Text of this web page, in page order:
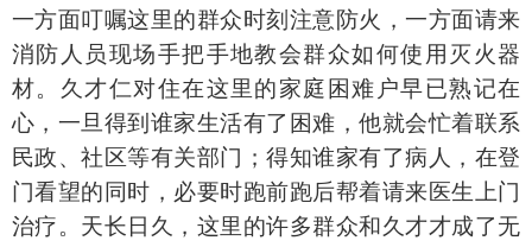
一方面叮嘱这里的群众时刻注意防火，一方面请来
消防人员现场手把手地教会群众如何使用灭火器
材。久才仁对住在这里的家庭困难户早已熟记在
心，一旦得到谁家生活有了困难，他就会忙着联系
民政、社区等有关部门；得知谁家有了病人，在登
门看望的同时，必要时跑前跑后帮着请来医生上门
治疗。天长日久，这里的许多群众和久才才成了无